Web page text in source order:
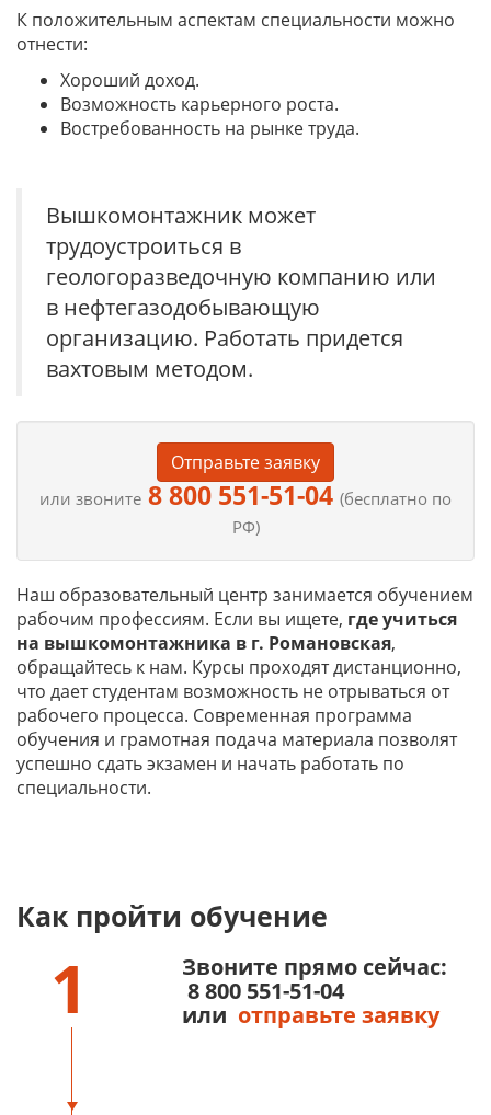
К положительным аспектам специальности можно
отнести:
Хороший доход.
Возможность карьерного роста.
Востребованность на рынке труда.
Вышкомонтажник может
трудоустроиться в
геологоразведочную компанию или
в нефтегазодобывающую
организацию. Работать придется
вахтовым методом.
Отправьте заявку
или звоните 8 800 551-51-04 (бесплатно по
РФ)
Наш образовательный центр занимается обучением
рабочим профессиям. Если вы ищете, где учиться
на вышкомонтажника в г. Романовская,
обращайтесь к нам. Курсы проходят дистанционно,
что дает студентам возможность не отрываться от
рабочего процесса. Современная программа
обучения и грамотная подача материала позволят
успешно сдать экзамен и начать работать по
специальности.
Как пройти обучение
1
Звоните прямо сейчас:
8 800 551-51-04
или отправьте заявку